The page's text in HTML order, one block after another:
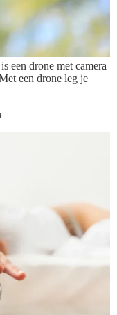
een drone met camera
een drone leg je